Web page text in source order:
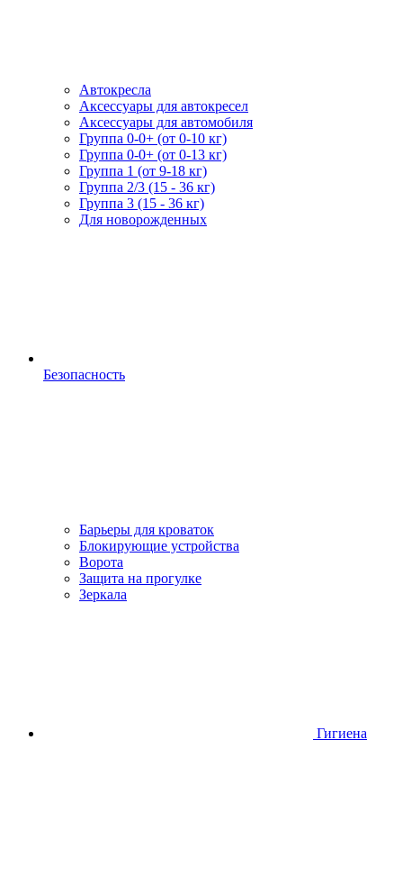
Автокресла
Аксессуары для автокресел
Аксессуары для автомобиля
Группа 0-0+ (от 0-10 кг)
Группа 0-0+ (от 0-13 кг)
Группа 1 (от 9-18 кг)
Группа 2/3 (15 - 36 кг)
Группа 3 (15 - 36 кг)
Для новорожденных
Безопасность
Барьеры для кроваток
Блокирующие устройства
Ворота
Защита на прогулке
Зеркала
Гигиена